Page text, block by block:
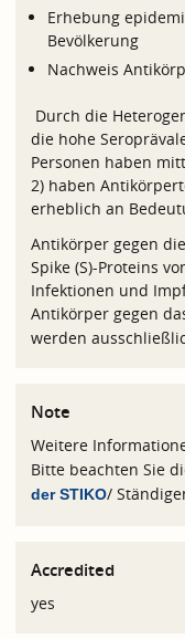
Erhebung
Bevölkerung
Nachweis
Durch die
die hohe
Personen haben
2) haben
erheblich an
Antikörper gegen
Spike (S)-Proteins
Infektionen und
Antikörper gegen
werden
Note
Weitere
Bitte beachten Sie
der STIKO/
Accredited
yes